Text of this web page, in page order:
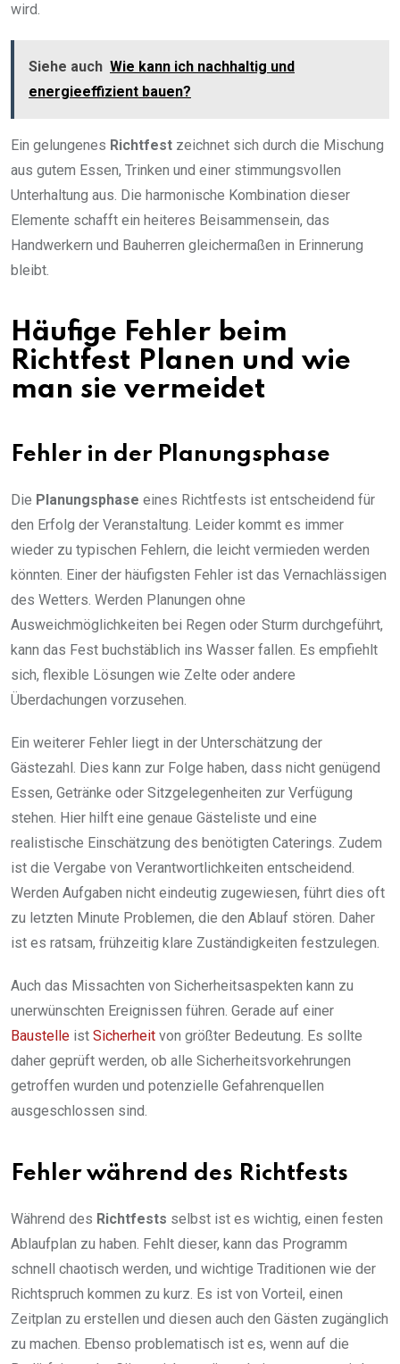
wird.
Siehe auch Wie kann ich nachhaltig und
energieeffizient bauen?
Ein gelungenes Richtfest zeichnet sich durch die Mischung
aus gutem Essen, Trinken und einer stimmungsvollen
Unterhaltung aus. Die harmonische Kombination dieser
Elemente schafft ein heiteres Beisammensein, das
Handwerkern und Bauherren gleichermaßen in Erinnerung
bleibt.
Häufige Fehler beim
Richtfest Planen und wie
man sie vermeidet
Fehler in der Planungsphase
Die Planungsphase eines Richtfests ist entscheidend für
den Erfolg der Veranstaltung. Leider kommt es immer
wieder zu typischen Fehlern, die leicht vermieden werden
könnten. Einer der häufigsten Fehler ist das Vernachlässigen
des Wetters. Werden Planungen ohne
Ausweichmöglichkeiten bei Regen oder Sturm durchgeführt,
kann das Fest buchstäblich ins Wasser fallen. Es empfiehlt
sich, flexible Lösungen wie Zelte oder andere
Überdachungen vorzusehen.
Ein weiterer Fehler liegt in der Unterschätzung der
Gästezahl. Dies kann zur Folge haben, dass nicht genügend
Essen, Getränke oder Sitzgelegenheiten zur Verfügung
stehen. Hier hilft eine genaue Gästeliste und eine
realistische Einschätzung des benötigten Caterings. Zudem
ist die Vergabe von Verantwortlichkeiten entscheidend.
Werden Aufgaben nicht eindeutig zugewiesen, führt dies oft
zu letzten Minute Problemen, die den Ablauf stören. Daher
ist es ratsam, frühzeitig klare Zuständigkeiten festzulegen.
Auch das Missachten von Sicherheitsaspekten kann zu
unerwünschten Ereignissen führen. Gerade auf einer
Baustelle ist Sicherheit von größter Bedeutung. Es sollte
daher geprüft werden, ob alle Sicherheitsvorkehrungen
getroffen wurden und potenzielle Gefahrenquellen
ausgeschlossen sind.
Fehler während des Richtfests
Während des Richtfests selbst ist es wichtig, einen festen
Ablaufplan zu haben. Fehlt dieser, kann das Programm
schnell chaotisch werden, und wichtige Traditionen wie der
Richtspruch kommen zu kurz. Es ist von Vorteil, einen
Zeitplan zu erstellen und diesen auch den Gästen zugänglich
zu machen. Ebenso problematisch ist es, wenn auf die